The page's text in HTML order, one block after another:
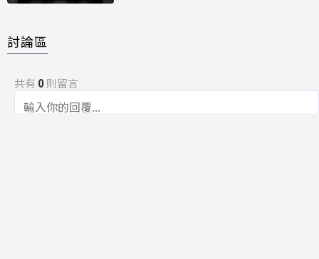
討論區
共有 0則留言